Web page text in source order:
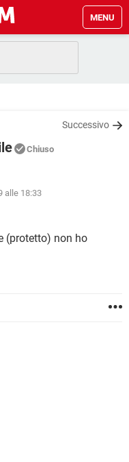
MENU
10
Successivo
Chiuso
alle 18:33
(protetto) non ho